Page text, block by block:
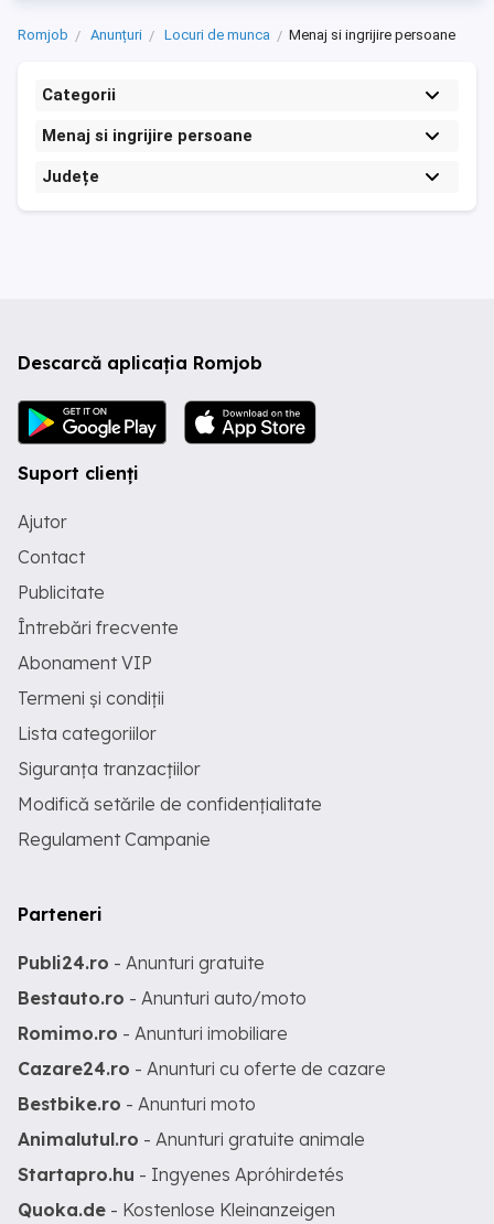
Romjob Anunțuri Locuri de munca Menaj si ingrijire persoane
Categorii
Menaj si ingrijire persoane
Județe
Descarcă aplicația Romjob
Suport clienți
Ajutor
Contact
Publicitate
Întrebări frecvente
Abonament VIP
Termeni și condiții
Lista categoriilor
Siguranța tranzacțiilor
Modifică setările de confidențialitate
Regulament Campanie
Parteneri
Publi24.ro - Anunturi gratuite
Bestauto.ro - Anunturi auto/moto
Romimo.ro - Anunturi imobiliare
Cazare24.ro - Anunturi cu oferte de cazare
Bestbike.ro - Anunturi moto
Animalutul.ro - Anunturi gratuite animale
Startapro.hu - Ingyenes Apróhirdetés
Quoka.de - Kostenlose Kleinanzeigen